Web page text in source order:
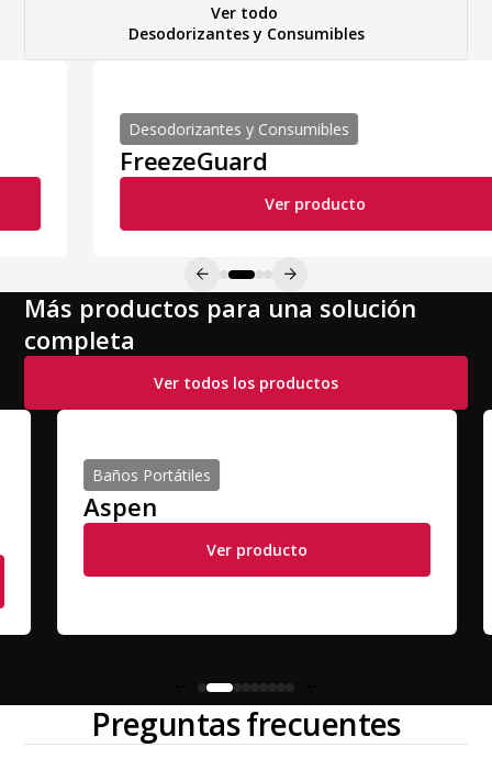
Ver todo
Desodorizantes y Consumibles
Desodorizantes y Consumibles
FreezeGuard
Ver producto
Más productos para una solución
completa
Ver todos los productos
Baños Portátiles
Aspen
Ver producto
Preguntas frecuentes